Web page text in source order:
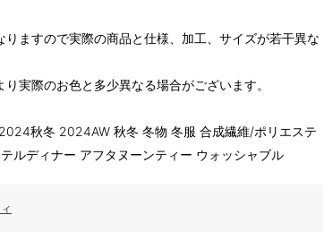
ますので実際の商品と仕様、加工、サイズが若干異な
実際のお色と多少異なる場合がございます。
秋冬 2024AW 秋冬 冬物 冬服 合成繊維/ポリエステ
ルディナー アフタヌーンティー ウォッシャブル